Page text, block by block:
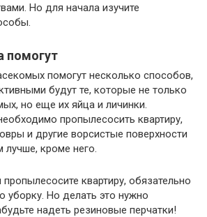
Но для начала изучите
помогут
помогут несколько способов,
будут те, которые не только
но еще их яйца и личинки.
пропылесосить квартиру,
и другие ворсистые поверхности
лучше, кроме него.
квартиру, обязательно
уборку. Но делать это нужно
надеть резиновые перчатки!